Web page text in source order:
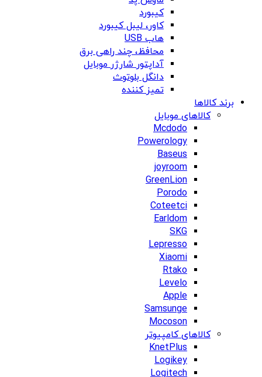
کیبورد
کاور، لیبل کیبورد
هاب USB
محافظ، چند راهی برق
آداپتور شارژر موبایل
دانگل بلوتوث
تمیز کننده
برند کالاها
کالاهای موبایل
Mcdodo
Powerology
Baseus
joyroom
GreenLion
Porodo
Coteetci
Earldom
SKG
Lepresso
Xiaomi
Rtako
Levelo
Apple
Samsunge
Mocoson
کالاهای کامپیوتر
KnetPlus
Logikey
Logitech